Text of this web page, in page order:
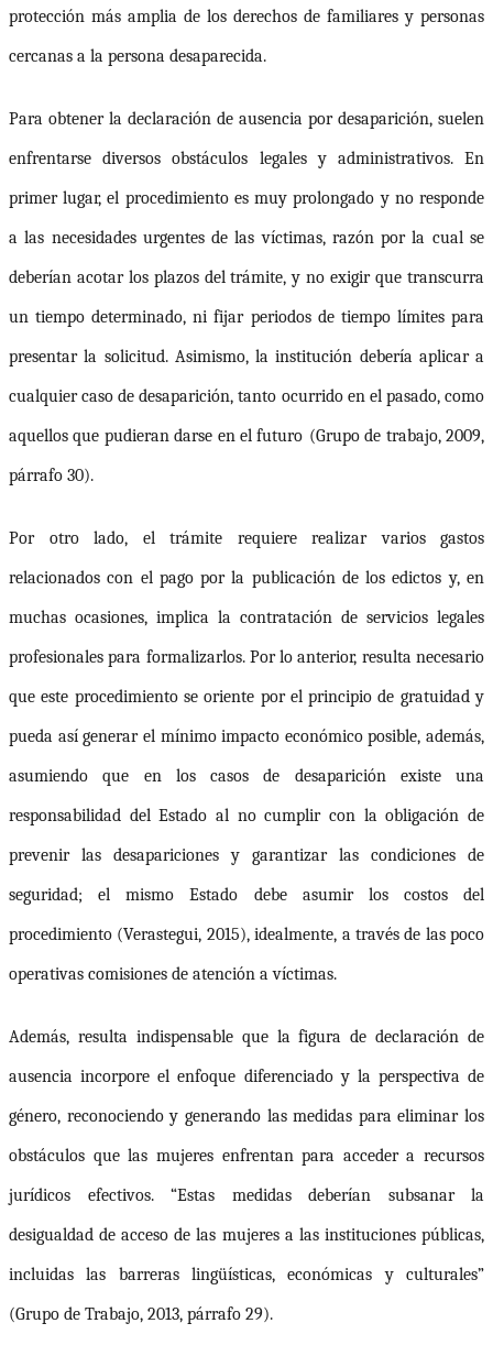
protección más amplia de los derechos de familiares y personas
cercanas a la persona desaparecida.
Para obtener la declaración de ausencia por desaparición, suelen
enfrentarse diversos obstáculos legales y administrativos. En
primer lugar, el procedimiento es muy prolongado y no responde
a las necesidades urgentes de las víctimas, razón por la cual se
deberían acotar los plazos del trámite, y no exigir que transcurra
un tiempo determinado, ni fijar periodos de tiempo límites para
presentar la solicitud. Asimismo, la institución debería aplicar a
cualquier caso de desaparición, tanto ocurrido en el pasado, como
aquellos que pudieran darse en el futuro (Grupo de trabajo, 2009,
párrafo 30).
Por otro lado, el trámite requiere realizar varios gastos
relacionados con el pago por la publicación de los edictos y, en
muchas ocasiones, implica la contratación de servicios legales
profesionales para formalizarlos. Por lo anterior, resulta necesario
que este procedimiento se oriente por el principio de gratuidad y
pueda así generar el mínimo impacto económico posible, además,
asumiendo que en los casos de desaparición existe una
responsabilidad del Estado al no cumplir con la obligación de
prevenir las desapariciones y garantizar las condiciones de
seguridad; el mismo Estado debe asumir los costos del
procedimiento (Verastegui, 2015),idealmente, a través de las poco
operativas comisiones de atención a víctimas.
Además, resulta indispensable que la figura de declaración de
ausencia incorpore el enfoque diferenciado y la perspectiva de
género, reconociendo y generando las medidas para eliminar los
obstáculos que las mujeres enfrentan para acceder a recursos
jurídicos efectivos. “Estas medidas deberían subsanar la
desigualdad de acceso de las mujeres a las instituciones públicas,
incluidas las barreras lingüísticas, económicas y culturales”
(Grupo de Trabajo, 2013, párrafo 29).